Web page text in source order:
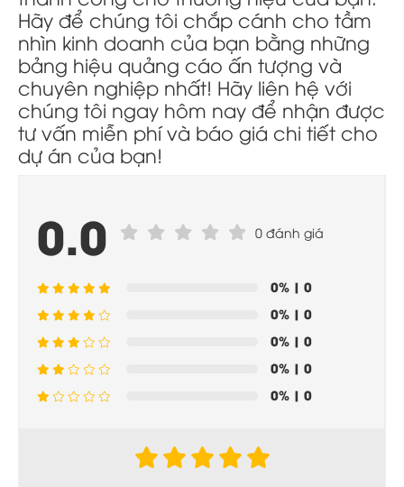
Hãy để chúng tôi chắp cánh cho tầm
nhìn kinh doanh của bạn bằng những
bảng hiệu quảng cáo ấn tượng và
chuyên nghiệp nhất! Hãy liên hệ với
chúng tôi ngay hôm nay để nhận được
tư vấn miễn phí và báo giá chi tiết cho
dự án của bạn!
0.0 0 đánh giá
0% | 0
0% | 0
0% | 0
0% | 0
0% | 0